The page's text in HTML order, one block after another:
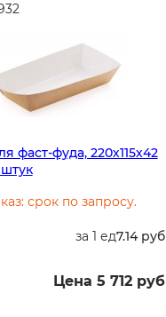
фаст-фуда, 220х115х42
срок по запросу.
за 1 ед7.14 руб
Цена 5 712 руб